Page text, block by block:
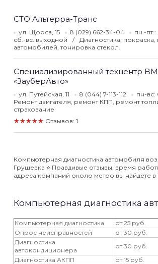
СТО Альтерра-Транс
ул. Щорса, 15 8 (029) 662-34-04
пн.-
сб.-вс.:выходной
Диагностика,
автомобилей, тонировка стекол.
Специализированный техцентр
«ЗауберАвто»
ул. Путейская, 11 8 (044) 7-113-112
пн-вс:
Ремонт двигателя, ремонт КПП, ремонт
страхование
★★★★★ Отзывов: 1
Компьютерная диагностика автомобиля
Грушевка ⭐️ Правдивые отзывы, время
адреса компаний около метро вы найдёте в
Компьютерная диагностика
Компьютерная диагностика
от 25 руб.
Опрос неисправностей
от 30 руб.
Диагностика
автокондиционера
от 30 руб.
Диагностика АКПП
от 15 руб.